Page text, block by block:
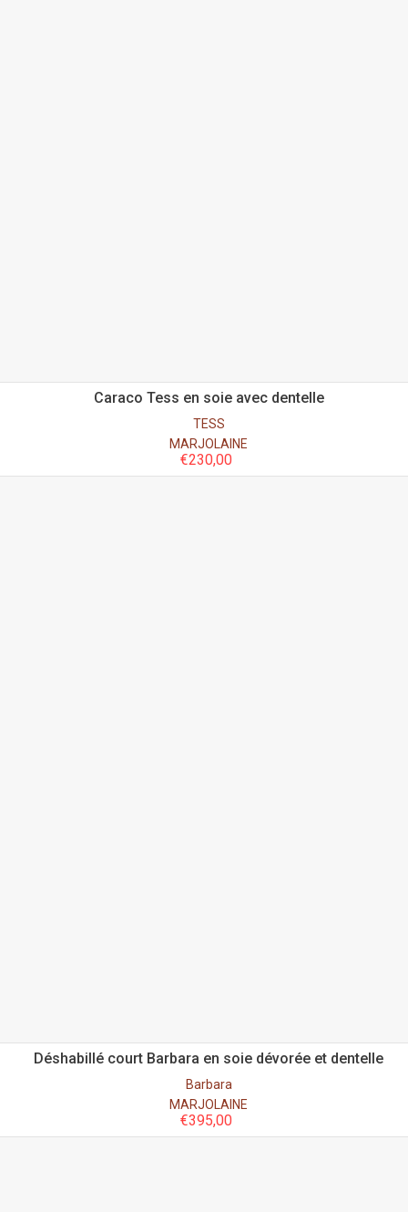
Caraco Tess en soie avec dentelle
TESS
MARJOLAINE
€230,00
Déshabillé court Barbara en soie dévorée et dentelle
Barbara
MARJOLAINE
€395,00